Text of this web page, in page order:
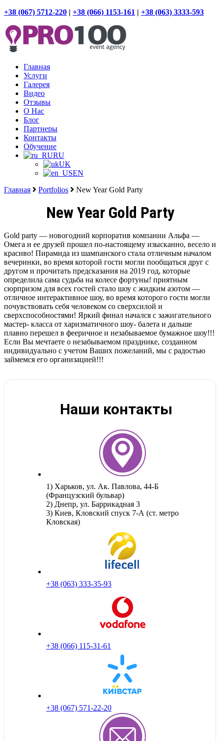
+38 (067) 5712-220 | +38 (066) 1153-161 | +38 (063) 3333-593
Главная
Услуги
Галерея
Видео
Отзывы
О Нас
Блог
Партнеры
Контакты
Обучение
RU
UK
EN
Главная
Portfolios New Year Gold Party
New Year Gold Party
Gold party — новогодний корпоратив компании Альфа —
Омега и ее друзей прошел по-настоящему изысканно, весело и
красиво! Пирамида из шампанского стала отличным началом
вечеринки, во время которой гости могли пообщаться друг с
другом и прочитать предсказания на 2019 год, которые
определила сама судьба на колесе фортуны! приятным
сюрпризом для всех гостей стало шоу с жидким азотом —
отличное интерактивное шоу, во время которого гости могли
почувствовать себя человеком со сверхсилой и
сверхспособностями! Яркий финал начался с зажигательного
мастер- класса от харизматичного шоу- балета и дальше
плавно перешел в фееричное и незабываемое бумажное шоу!!!
Если Вы мечтаете о незабываемом празднике, созданном
индивидуально с учетом Ваших пожеланий, мы с радостью
займемся его организацией!!!
Наши контакты
1) Харьков, ул. Ак. Павлова, 44-Б
(Французский бульвар)
2) Днепр, ул. Баррикадная 3
3) Киев, Кловский спуск 7-А (ст. метро
Кловская)
+38 (063) 333-35-93
+38 (066) 115-31-61
+38 (067) 571-22-20